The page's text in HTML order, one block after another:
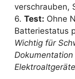
verschrauben,
6. Test: Ohne
Batteriestatus
Wichtig für